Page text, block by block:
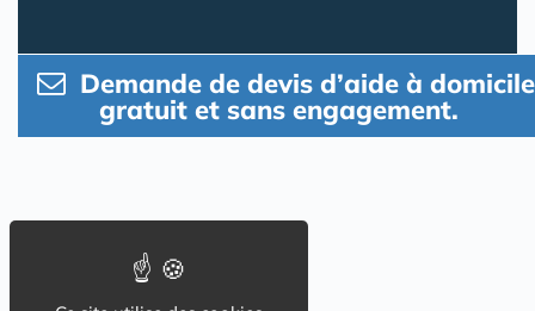
Demande de devis d’aide à domicile
gratuit et sans engagement.